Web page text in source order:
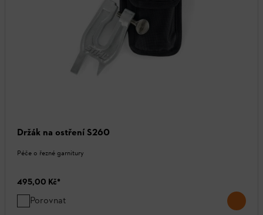
Držák na ostření S260
Péče o řezné garnitury
495,00 Kč*
Porovnat